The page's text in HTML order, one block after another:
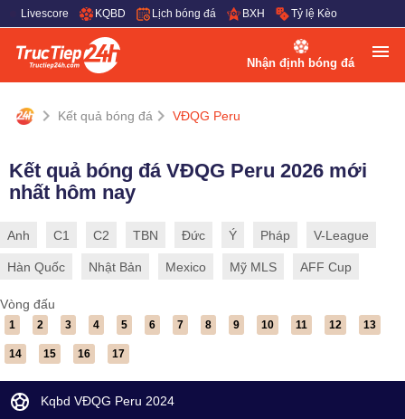
Livescore KQBD Lịch bóng đá BXH Tỷ lệ Kèo
Nhận định bóng đá
Kết quả bóng đá VĐQG Peru
Kết quả bóng đá VĐQG Peru 2026 mới
nhất hôm nay
Anh C1 C2 TBN Đức Ý Pháp V-League
Hàn Quốc Nhật Bản Mexico Mỹ MLS AFF Cup
Vòng đấu
1 2 3 4 5 6 7 8 9 10 11 12 13
14 15 16 17
Kqbd VĐQG Peru 2024